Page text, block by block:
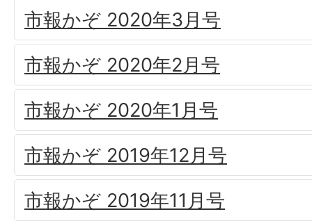
市報かぞ 2020年3月号
市報かぞ 2020年2月号
市報かぞ 2020年1月号
市報かぞ 2019年12月号
市報かぞ 2019年11月号